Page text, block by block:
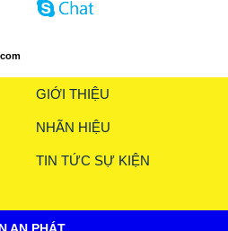
GIỚI THIỆU
NHÃN HIỆU
TIN TỨC SỰ KIỆN